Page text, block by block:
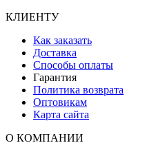
КЛИЕНТУ
Как заказать
Доставка
Способы оплаты
Гарантия
Политика возврата
Оптовикам
Карта сайта
О КОМПАНИИ